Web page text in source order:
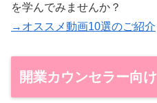
を学んでみませんか？
→オススメ動画10選のご紹介
開業カウンセラー向け